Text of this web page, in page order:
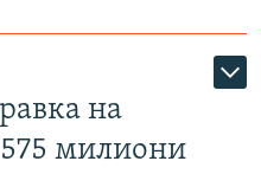
на
милиони